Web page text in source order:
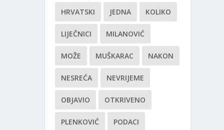
HRVATSKI JEDNA KOLIKO
LIJEČNICI MILANOVIĆ
MOŽE MUŠKARAC NAKON
NESREĆA NEVRIJEME
OBJAVIO OTKRIVENO
PLENKOVIĆ PODACI